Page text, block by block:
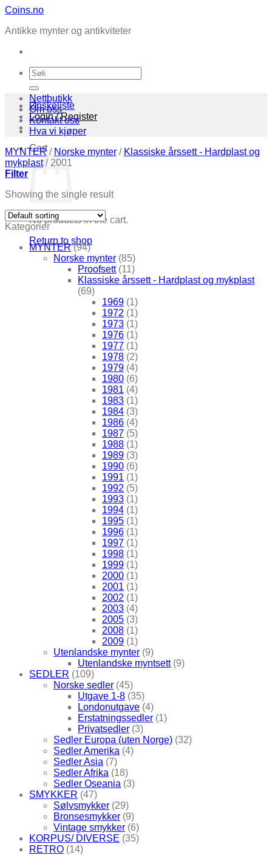
Skip
content
Coins.no
Antikke mynter og antikviteter
Search
for:
Ønskeliste
Login / Register
Cart
No products in the cart.
Return to shop
Nettbutikk
Om oss
Kontakt oss
Hva vi kjøper
MYNTER / Norske mynter / Klassiske årssett - Hardplast og
mykplast /2001
Filter
Showing the single result
Kategorier
MYNTER (94)
Norske mynter (85)
Proofsett (11)
Klassiske årssett - Hardplast og mykplast
(69)
1969 (1)
1972 (1)
1973 (1)
1976 (1)
1977 (1)
1978 (2)
1979 (4)
1980 (6)
1981 (4)
1983 (1)
1984 (3)
1986 (4)
1987 (5)
1988 (1)
1989 (3)
1990 (6)
1991 (1)
1992 (5)
1993 (1)
1994 (1)
1995 (1)
1996 (1)
1997 (1)
1998 (1)
1999 (1)
2000 (1)
2001 (1)
2002 (1)
2003 (4)
2005 (3)
2008 (1)
2009 (1)
Utenlandske mynter (9)
Utenlandske myntsett (9)
SEDLER (109)
Norske sedler (45)
Utgave 1-8 (35)
Londonutgave (4)
Erstatningssedler (1)
Privatsedler (3)
Sedler Europa (uten Norge) (32)
Sedler Amerika (4)
Sedler Asia (7)
Sedler Afrika (18)
Sedler Oseania (3)
SMYKKER (47)
Sølvsmykker (29)
Bronsesmykker (9)
Vintage smykker (6)
KORPUS/ DIVERSE (35)
RETRO (14)